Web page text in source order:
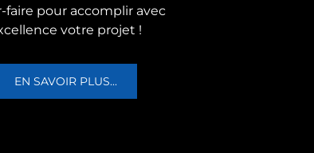
faire pour accomplir avec
votre projet !
EN SAVOIR PLUS...